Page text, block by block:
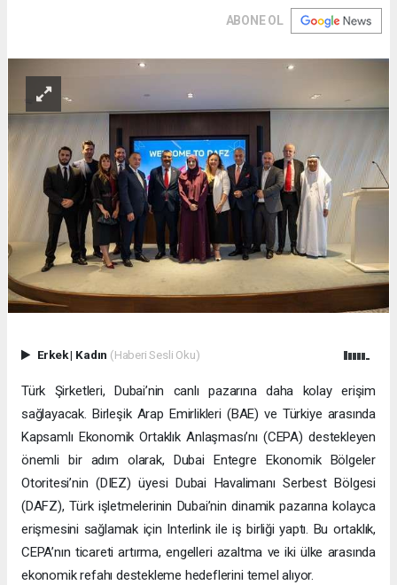
ABONE OL
Erkek| Kadın (Haberi Sesli Oku)
Türk Şirketleri, Dubai’nin canlı pazarına daha kolay erişim
sağlayacak. Birleşik Arap Emirlikleri (BAE) ve Türkiye arasında
Kapsamlı Ekonomik Ortaklık Anlaşması’nı (CEPA) destekleyen
önemli bir adım olarak, Dubai Entegre Ekonomik Bölgeler
Otoritesi’nin (DIEZ) üyesi Dubai Havalimanı Serbest Bölgesi
(DAFZ), Türk işletmelerinin Dubai’nin dinamik pazarına kolayca
erişmesini sağlamak için Interlink ile iş birliği yaptı. Bu ortaklık,
CEPA’nın ticareti artırma, engelleri azaltma ve iki ülke arasında
ekonomik refahı destekleme hedeflerini temel alıyor.